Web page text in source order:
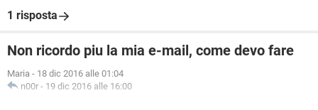
1 risposta
Non ricordo piu la mia e-mail, come devo fare
Maria - 18 dic 2016 alle 01:04
n00r - 19 dic 2016 alle 16:00